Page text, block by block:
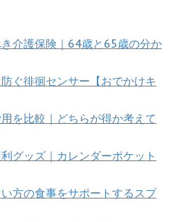
介護保険｜64歳と65歳の分か
ぐ徘徊センサー【おでかけキ
を比較｜どちらが得か考えて
グッズ｜カレンダーポケット
方の食事をサポートするスプ